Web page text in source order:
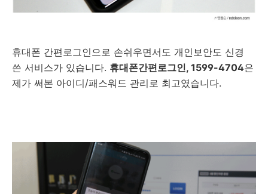
휴대폰 간편로그인으로 손쉬우면서도 개인보안도 신경
쓴 서비스가 있습니다. 휴대폰간편로그인, 1599-4704은
제가 써본 아이디/패스워드 관리로 최고였습니다.